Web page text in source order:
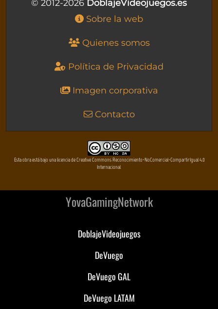
© 2012-2026 DoblajeVideojuegos.es
Sobre la web
Quienes somos
Política de Privacidad
Imagen corporativa
Contacto
Esta obra está bajo una licencia de Creative Commons Reconocimiento-NoComercial-CompartirIgual 4.0
Internacional
YovaGamingNetwork
DoblajeVideojuegos
DeVuego
DeVuego GAL
DeVuego LATAM